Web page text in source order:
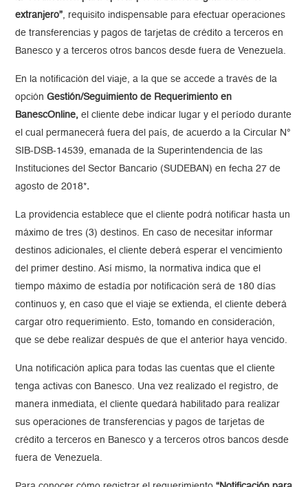
extranjero”, requisito indispensable para efectuar operaciones
de transferencias y pagos de tarjetas de crédito a terceros en
Banesco y a terceros otros bancos desde fuera de Venezuela.
En la notificación del viaje, a la que se accede a través de la
opciónGestión/Seguimiento de Requerimiento en
BanescOnline,el cliente debe indicar lugar y el período durante
el cual permanecerá fuera del país, de acuerdo a la Circular N°
SIB-DSB-14539, emanada de la Superintendencia de las
Instituciones del Sector Bancario (SUDEBAN) en fecha 27 de
agosto de 2018*.
La providencia establece que el clientepodrá notificar hasta un
máximo de tres (3) destinos. En caso de necesitar informar
destinos adicionales, el cliente deberá esperar el vencimiento
del primer destino. Así mismo, la normativa indica que el
tiempo máximo de estadía por notificación será de 180 días
continuos y, en caso que el viaje se extienda, el cliente deberá
cargar otro requerimiento. Esto, tomando en consideración,
que se debe realizar después de que el anterior haya vencido.
Una notificación aplica para todas las cuentas que el cliente
tenga activas con Banesco. Una vez realizado el registro, de
manera inmediata, el cliente quedará habilitado para realizar
sus operaciones de transferencias y pagos de tarjetas de
crédito a terceros en Banesco y a terceros otros bancos desde
fuera de Venezuela.